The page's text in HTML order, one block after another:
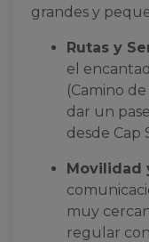
grandes y
Rutas y
el
(Camino
dar un
desde Cap
Movilidad
muy
regular